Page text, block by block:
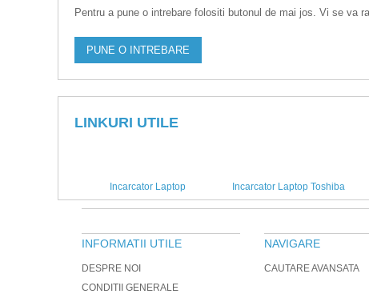
Pentru a pune o intrebare folositi butonul de mai jos. Vi se va
PUNE O INTREBARE
LINKURI UTILE
Incarcator Laptop Incarcator Laptop Toshiba
INFORMATII UTILE
DESPRE NOI
CONDITII GENERALE
NAVIGARE
CAUTARE AVANSATA